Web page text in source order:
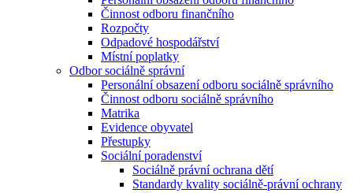
Činnost odboru finančního
Rozpočty
Odpadové hospodářství
Místní poplatky
Odbor sociálně správní
Personální obsazení odboru sociálně správního
Činnost odboru sociálně správního
Matrika
Evidence obyvatel
Přestupky
Sociální poradenství
Sociálně právní ochrana dětí
Standardy kvality sociálně-právní ochrany